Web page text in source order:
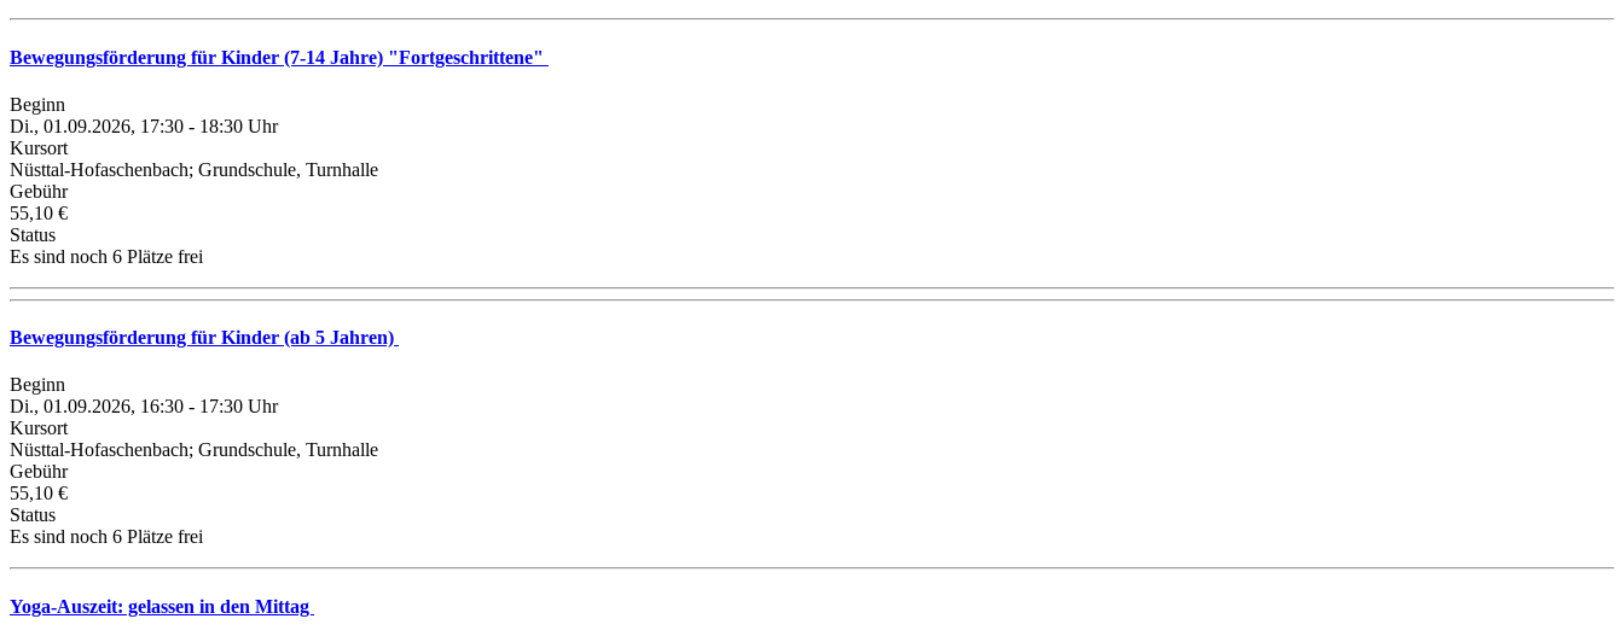
Bewegungsförderung für Kinder (7-14 Jahre) "Fortgeschrittene"
Beginn
Di., 01.09.2026, 17:30 - 18:30 Uhr
Kursort
Nüsttal-Hofaschenbach; Grundschule, Turnhalle
Gebühr
55,10 €
Status
Es sind noch 6 Plätze frei
Bewegungsförderung für Kinder (ab 5 Jahren)
Beginn
Di., 01.09.2026, 16:30 - 17:30 Uhr
Kursort
Nüsttal-Hofaschenbach; Grundschule, Turnhalle
Gebühr
55,10 €
Status
Es sind noch 6 Plätze frei
Yoga-Auszeit: gelassen in den Mittag